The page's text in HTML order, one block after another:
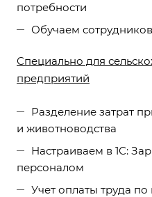
потребности
Обучаем сотрудников
Специально для
предприятий
Разделение затрат
и животноводства
Настраиваем в 1С:
персоналом
Учет оплаты труда